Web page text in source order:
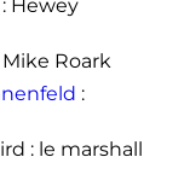
Hewey
Roark
:
: le marshall